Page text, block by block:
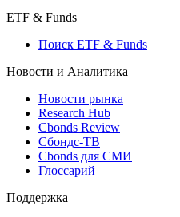
ETF & Funds
Поиск ETF & Funds
Новости и Аналитика
Новости рынка
Research Hub
Cbonds Review
Сбондс-ТВ
Cbonds для СМИ
Глоссарий
Поддержка